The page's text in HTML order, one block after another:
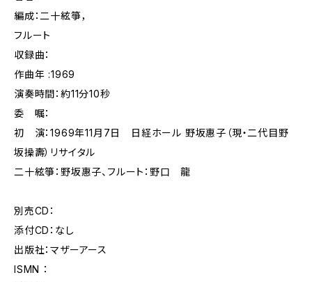
編成：二十絃箏，
フルート
収録曲：
作曲年 :1969
演奏時間：約11分10秒
委 嘱：
初 演：1969年11月7日 日経ホール 野坂惠子（現・二代目野
坂操壽）リサイタル
二十絃箏：野坂惠子、フルート：野口 龍
別売CD：
添付CD：なし
出版社：マザーアース
ISMN ：